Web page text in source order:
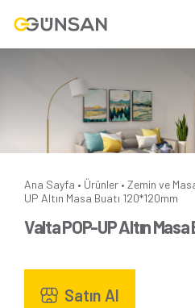
Ana Sayfa • Ürünler • Zemin ve
UP Altın Masa Buatı 120*120mm
Valta POP-UP Altın Masa
Satın Al